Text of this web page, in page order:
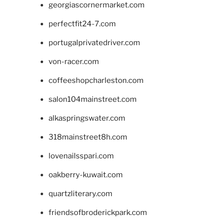
georgiascornermarket.com
perfectfit24-7.com
portugalprivatedriver.com
von-racer.com
coffeeshopcharleston.com
salon104mainstreet.com
alkaspringswater.com
318mainstreet8h.com
lovenailsspari.com
oakberry-kuwait.com
quartzliterary.com
friendsofbroderickpark.com